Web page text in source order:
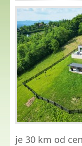
je 30 km od